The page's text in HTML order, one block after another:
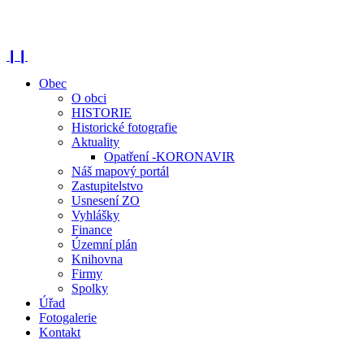
Obec
O obci
HISTORIE
Historické fotografie
Aktuality
Opatření -KORONAVIR
Náš mapový portál
Zastupitelstvo
Usnesení ZO
Vyhlášky
Finance
Územní plán
Knihovna
Firmy
Spolky
Úřad
Fotogalerie
Kontakt